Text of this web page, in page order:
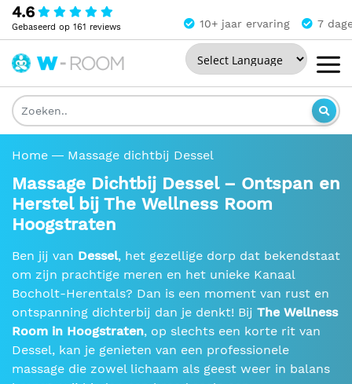
4.6
Gebaseerd op 161 reviews 10+ jaar ervaring 7
Powered by
Wellness
Room
Home Massage dichtbij Dessel
Massage Dichtbij Dessel – Ontspan en
Herstel bij The Wellness Room
Hoogstraten
Ben jij van Dessel, het gezellige dorp dat bekendstaat
om zijn prachtige meren en het unieke Kanaal
Bocholt-Herentals? Dan is een moment van rust en
ontspanning dichterbij dan je denkt! Bij The Wellness
Room in Hoogstraten, op slechts een korte rit van
Dessel, kan je genieten van een professionele
massage die zowel lichaam als geest weer in balans